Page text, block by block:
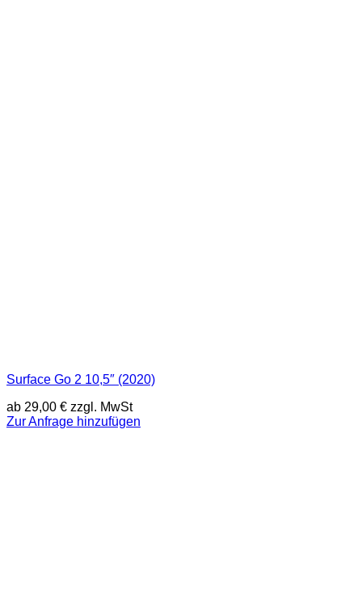
Surface Go 2 10,5″ (2020)
ab 29,00 € zzgl. MwSt
Zur Anfrage hinzufügen